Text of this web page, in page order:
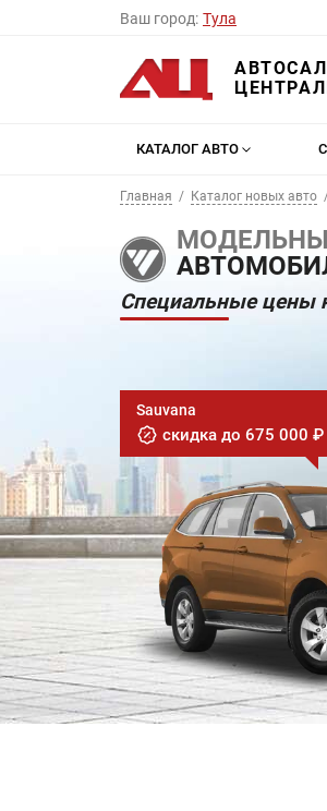
Ваш город: Тула
КАТАЛОГ АВТО
Главная Каталог новых авто
Специальные цены
Sauvana
скидка до 675 000 ₽